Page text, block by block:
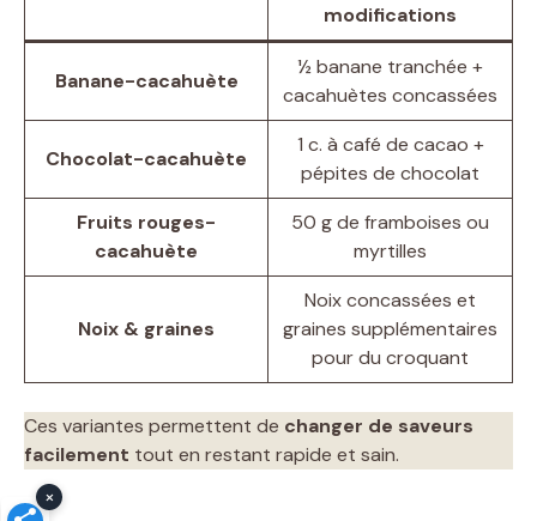
modifications
Banane-cacahuète
½ banane tranchée +
cacahuètes concassées
Chocolat-cacahuète
1 c. à café de cacao +
pépites de chocolat
Fruits rouges-
cacahuète
50 g de framboises ou
myrtilles
Noix & graines
Noix concassées et
graines supplémentaires
pour du croquant
Ces variantes permettent de changer de saveurs
facilement tout en restant rapide et sain.
×